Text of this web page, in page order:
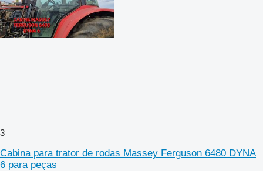
3
Cabina para trator de rodas Massey Ferguson 6480 DYNA
6 para peças